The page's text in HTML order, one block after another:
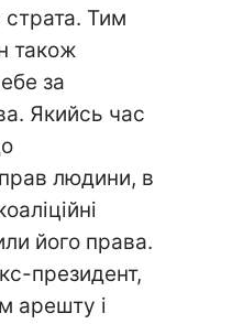
Тим
також
за
Якийсь час
людини, в
його права.
президент,
арешту і